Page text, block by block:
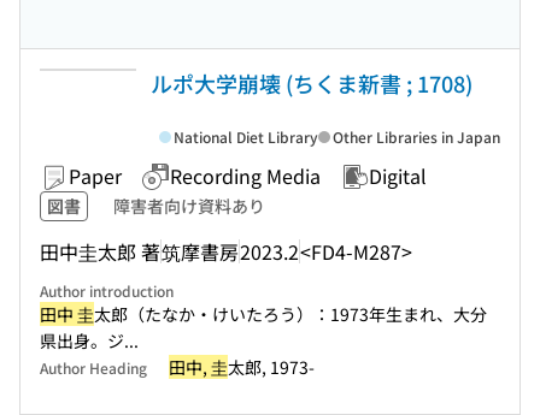
ルポ大学崩壊 (ちくま新書 ; 1708)
Paper Recording Media Digital
図書 障害者向け資料あり
田中圭太郎 著筑摩書房2023.2<FD4-M287>
National Diet Library Other Libraries in Japan
Author introduction
田中 圭太郎（たなか・けいたろう）：1973年生まれ、大分
県出身。ジ...
Author Heading 田中, 圭太郎, 1973-